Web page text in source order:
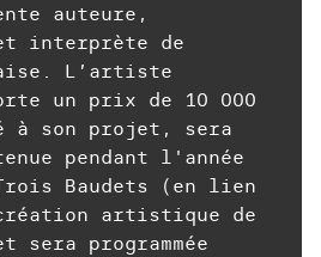
auteure,
interprète de
L’artiste
un prix de 10 000
à son projet, sera
pendant l'année
Baudets (en lien
artistique de
sera programmée